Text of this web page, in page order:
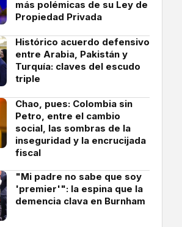
más polémicas de su Ley de
Propiedad Privada
Histórico acuerdo defensivo
entre Arabia, Pakistán y
Turquía: claves del escudo
triple
Chao, pues: Colombia sin
Petro, entre el cambio
social, las sombras de la
inseguridad y la encrucijada
fiscal
"Mi padre no sabe que soy
'premier'": la espina que la
demencia clava en Burnham